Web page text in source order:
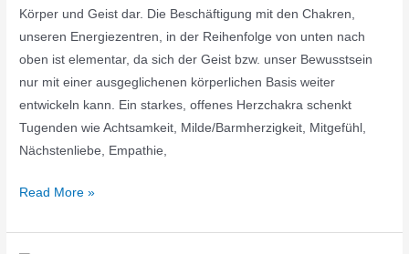
Körper und Geist dar. Die Beschäftigung mit den Chakren,
unseren Energiezentren, in der Reihenfolge von unten nach
oben ist elementar, da sich der Geist bzw. unser Bewusstsein
nur mit einer ausgeglichenen körperlichen Basis weiter
entwickeln kann. Ein starkes, offenes Herzchakra schenkt
Tugenden wie Achtsamkeit, Milde/Barmherzigkeit, Mitgefühl,
Nächstenliebe, Empathie,
Read More »